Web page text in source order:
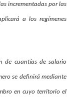
incrementadas por las
a los regímenes
de cuantías de salario
se definirá mediante
en cuyo territorio el